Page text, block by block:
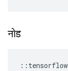
नोड
:: tensorflow